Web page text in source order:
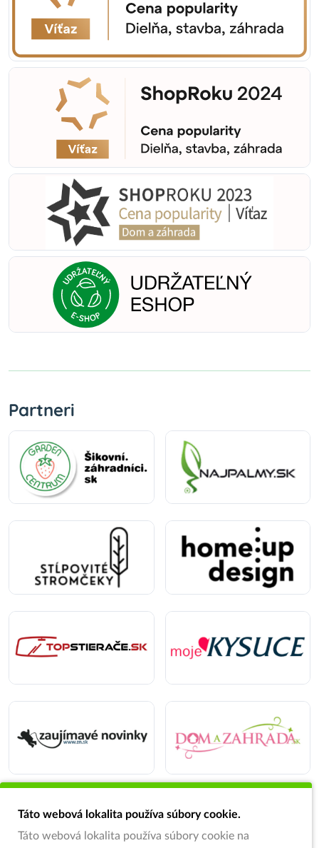
Partneri
Táto webová lokalita používa súbory cookie.
Táto webová lokalita používa súbory cookie na